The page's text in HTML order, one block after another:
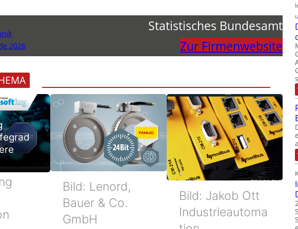
2026
Statistisches Bundesamt
Zur Firmenwebsite
Bild: Lenord,
Bauer & Co.
GmbH
Bild: Jakob Ott
Industrieautoma